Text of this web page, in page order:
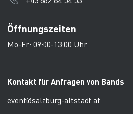
Öffnungszeiten
Mo-Fr: 09:00-13:00 Uhr
Kontakt für Anfragen von Bands
event@salzburg-altstadt.at